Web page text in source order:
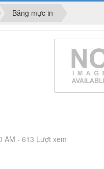
Băng mực in
AM - 613 Lượt xem